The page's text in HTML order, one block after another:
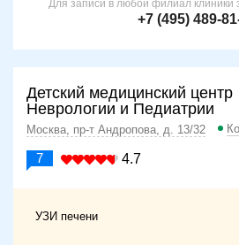
Для записи в любой филиал клиники
+7 (495) 489-
Детский медицинский центр
Неврологии и Педиатрии
Москва, пр-т Андропова, д. 13/32
7 4.7
УЗИ печени